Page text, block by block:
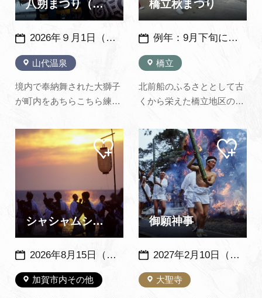
り…
八朔まつり（服部神社）
山代温泉
2026年９月1日（火）※毎年、同日開催
境内で奉納舞された大獅子
が町内をあちらこちら練り
浦安の舞が奉納され、五穀
豊穣の祈願感謝を祝いま
す。 ※周辺道路で交通規制
があります。ご注意くださ
い。
橋立秋まつり
橋立
例年：9月下旬に開催 （2026年度は小塩町・田尻町は9月18日～20日、橋立町：9月19日・20日に開催予定）
北前船のふるさととして古
くから栄えた橋立地区の橋
まつり。橋立町のみ土日の
２日間、田尻町と小塩町は
金曜日から3日間行われる
湊町は朝から各町個性のあ
る獅子舞で賑わい、橋立町
の出水神社では土曜の午前
中に法要と浦安の舞が行わ
れる。
シャシャムシャ踊り
加賀市内その他
2026年8月15日（土）・16日（日） 例年：8月15日頃開催 ※荒天の場合延期・中止あり
マイ
ペー
ジに
追加
御願神事
大聖寺
2027年2月10日（水） ※毎年：同日開催
マイ
ペー
ジに
追加